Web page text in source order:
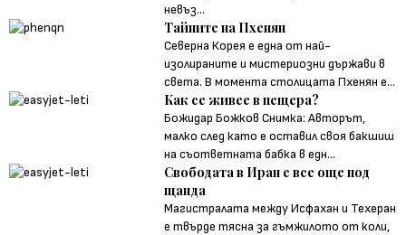
невъз...
Тайните на Пхенян
Северна Корея е една от най-
изолираните и мистериозни държави в
света. В момента столицата Пхенян е...
Как се живее в пещера?
Божидар Божков Снимка: Авторът,
малко след като е оставил своя бакшиш
на съответната бабка в едн...
Свободата в Иран е все още под
щанда
Магистралата между Исфахан и Техеран
е твърде тясна за гъмжилото от коли,